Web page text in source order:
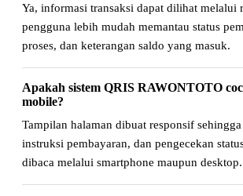
Ya, informasi transaksi dapat dilihat melalui
pengguna lebih mudah memantau status
proses, dan keterangan saldo yang masuk.
Apakah sistem QRIS RAWONTOTO
mobile?
Tampilan halaman dibuat responsif
instruksi pembayaran, dan pengecekan
dibaca melalui smartphone maupun desktop.